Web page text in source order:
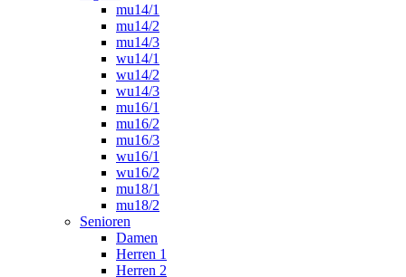
mu14/1
mu14/2
mu14/3
wu14/1
wu14/2
wu14/3
mu16/1
mu16/2
mu16/3
wu16/1
wu16/2
mu18/1
mu18/2
Senioren
Damen
Herren 1
Herren 2